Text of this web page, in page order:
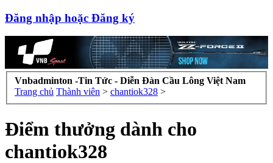
Đăng nhập hoặc Đăng ký
Vnbadminton -Tin Tức - Diễn Đàn Cầu Lông Việt Nam
Trang chủ Thành viên > chantiok328 >
Điểm thưởng dành cho
chantiok328